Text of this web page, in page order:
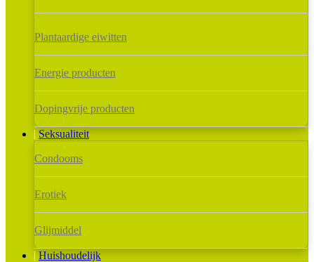
Plantaardige eiwitten
Energie producten
Dopingvrije producten
Seksualiteit
Condooms
Erotiek
Glijmiddel
Huishoudelijk